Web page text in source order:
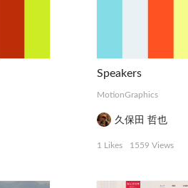
Speakers
MotionGraphics
久保田 哲也
1 Likes 1559 Views